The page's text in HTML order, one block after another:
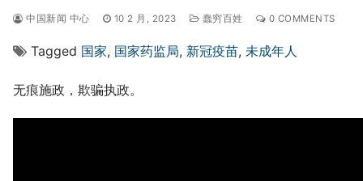
中国新闻 中心 10 2 月, 2023 蠢穷百姓 0 COMMENTS
Tagged 国家, 国家药监局, 新冠疫苗, 未成年人
无痕施政，欺骗执政。